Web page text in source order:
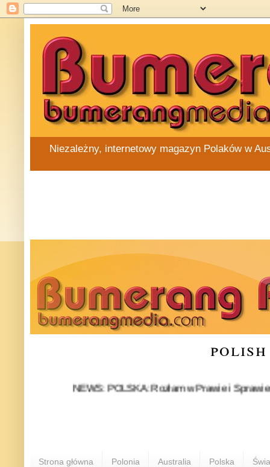
Niezależny, internetowy magazyn Polaków w
NEWS: POLSKA: Rozłam w Prawie i
Strona główna Polonia Australia Polska